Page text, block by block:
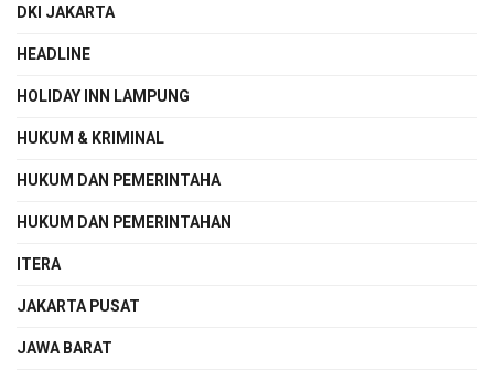
DKI JAKARTA
HEADLINE
HOLIDAY INN LAMPUNG
HUKUM & KRIMINAL
HUKUM DAN PEMERINTAHA
HUKUM DAN PEMERINTAHAN
ITERA
JAKARTA PUSAT
JAWA BARAT